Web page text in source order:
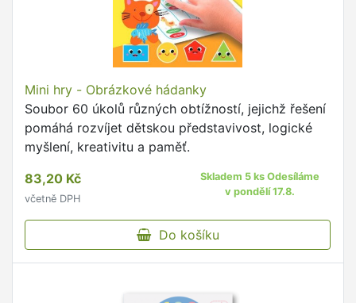
Mini hry - Obrázkové hádanky
Soubor 60 úkolů různých obtížností, jejichž řešení
pomáhá rozvíjet dětskou představivost, logické
myšlení, kreativitu a paměť.
83,20 Kč
včetně DPH
Skladem 5 ks Odesíláme
v pondělí 17.8.
Do košíku